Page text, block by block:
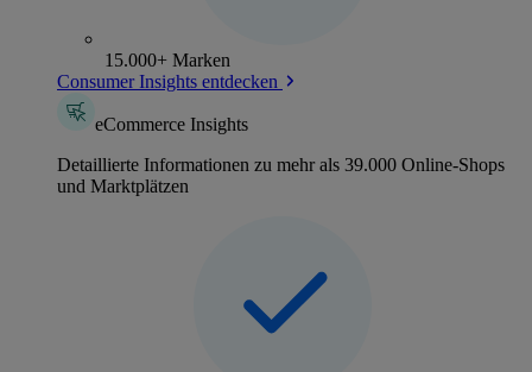
15.000+ Marken
Consumer Insights entdecken
eCommerce Insights
Detaillierte Informationen zu mehr als 39.000 Online-Shops
und Marktplätzen